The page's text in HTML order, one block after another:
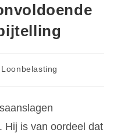
Loonbelasting
Hij is van oordeel dat